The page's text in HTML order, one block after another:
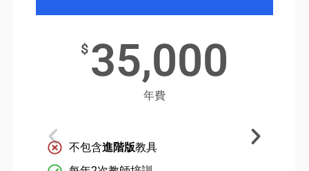
$ 35,000
年費
不包含進階版教具